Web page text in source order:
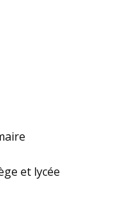
et lycée